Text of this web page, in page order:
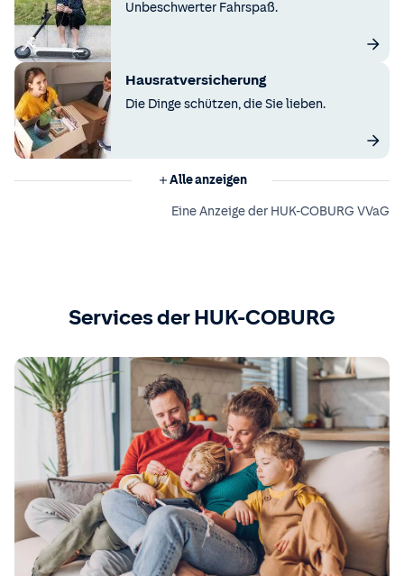
Unbeschwerter Fahrspaß.
Hausratversicherung
Die Dinge schützen, die Sie lieben.
Alle anzeigen
Eine Anzeige der HUK-COBURG VVaG
Services der HUK-COBURG